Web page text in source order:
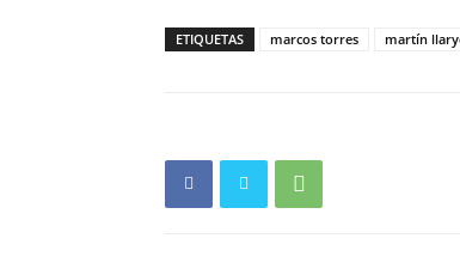
ETIQUETAS marcos torres martín